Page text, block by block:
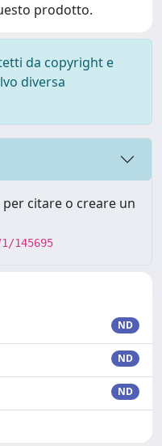
prodotto.
da copyright e
diversa
citare o creare un
145695
ND
ND
ND